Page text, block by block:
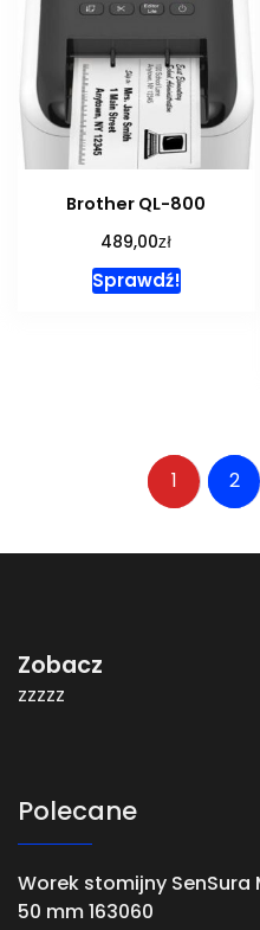
Brother QL-800
489,00zł
Sprawdź!
1 2
Zobacz
zzzzz
Polecane
Worek stomijny SenSura
50 mm 163060